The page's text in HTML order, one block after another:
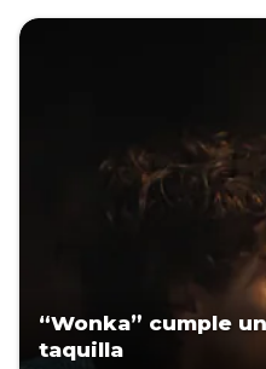
“Wonka” cumple
taquilla